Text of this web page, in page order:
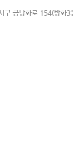
구 금낭화로 154(방화3